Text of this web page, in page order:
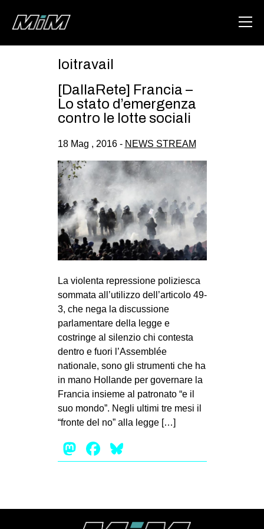
ABOUT
DEGENERAZIONE
GAZA FREESTYLE
CSOA LAMBRETTA
MSM
STUDENTI TSUNAMI
ZAM
MOBILITAZIONI
SPAZI
SPORT POPOLARE
MOVIMENTI
AMBIENTE
ANTIFASCISMO
DIRITTO ALL’ABITARE
MIGRAZIONI
loitravail
[DallaRete] Francia –
Lo stato d’emergenza
contro le lotte sociali
18 Mag , 2016 - NEWS STREAM
La violenta repressione poliziesca
sommata all’utilizzo dell’articolo 49-
3, che nega la discussione
parlamentare della legge e
costringe al silenzio chi contesta
dentro e fuori l’Assemblée
nationale, sono gli strumenti che ha
in mano Hollande per governare la
Francia insieme al patronato “e il
suo mondo”. Negli ultimi tre mesi il
“fronte del no” alla legge […]
Mastodon
Facebook